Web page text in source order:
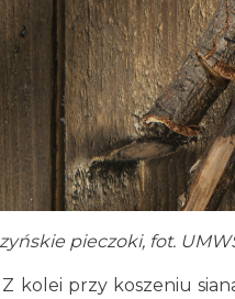
pieczoki, fot.
przy koszeniu siana